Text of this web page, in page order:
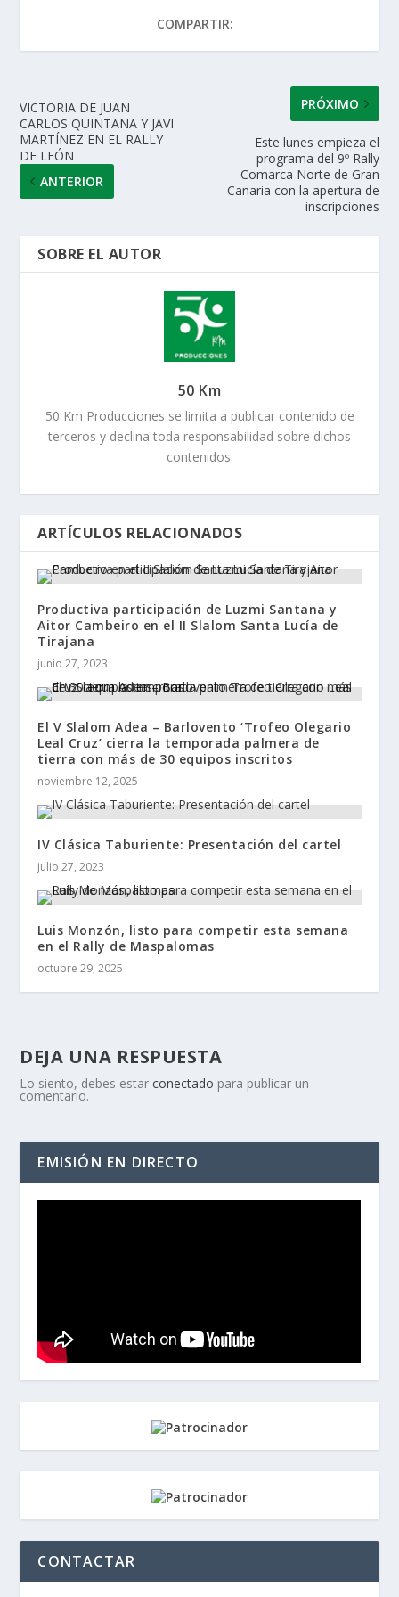
p k
n
r
COMPARTIR:
VICTORIA DE JUAN
CARLOS QUINTANA Y JAVI
MARTÍNEZ EN EL RALLY
DE LEÓN
ANTERIOR
PRÓXIMO
Este lunes empieza el
programa del 9º Rally
Comarca Norte de Gran
Canaria con la apertura de
inscripciones
SOBRE EL AUTOR
50 Km
50 Km Producciones se limita a publicar contenido de
terceros y declina toda responsabilidad sobre dichos
contenidos.
ARTÍCULOS RELACIONADOS
Productiva participación de Luzmi Santana y
Aitor Cambeiro en el II Slalom Santa Lucía de
Tirajana
junio 27, 2023
El V Slalom Adea – Barlovento ‘Trofeo Olegario
Leal Cruz’ cierra la temporada palmera de
tierra con más de 30 equipos inscritos
noviembre 12, 2025
IV Clásica Taburiente: Presentación del cartel
julio 27, 2023
Luis Monzón, listo para competir esta semana
en el Rally de Maspalomas
octubre 29, 2025
DEJA UNA RESPUESTA
Lo siento, debes estarconectado para publicar un
comentario.
EMISIÓN EN DIRECTO
CONTACTAR